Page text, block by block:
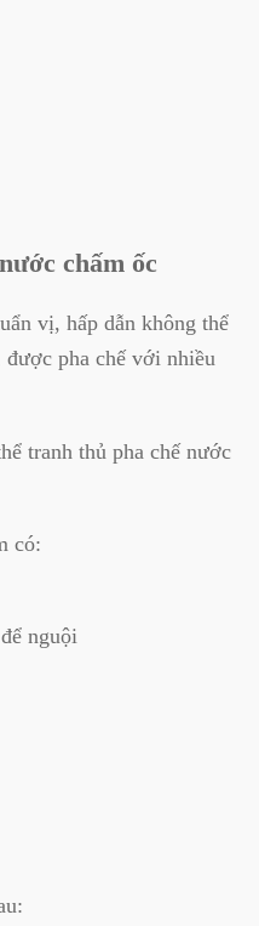
chấm ốc
vị, hấp dẫn không thể
được pha chế với nhiều
tranh thủ pha chế nước
có:
nguội